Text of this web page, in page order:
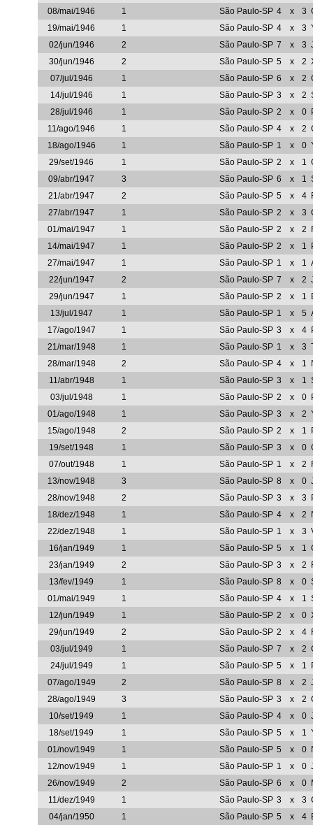
08/mai/1946
1 São Paulo-SP 4 x 3
19/mai/1946
1 São Paulo-SP 4 x 3
02/jun/1946
2 São Paulo-SP 7 x 3
30/jun/1946
2 São Paulo-SP 5 x 2
07/jul/1946
1 São Paulo-SP 6 x 2
14/jul/1946
1 São Paulo-SP 3 x 2
28/jul/1946
1 São Paulo-SP 2 x 0
11/ago/1946
1 São Paulo-SP 4 x 2
18/ago/1946
1 São Paulo-SP 1 x 0
29/set/1946
1 São Paulo-SP 2 x 1
09/abr/1947
3 São Paulo-SP 6 x 1
21/abr/1947
2 São Paulo-SP 5 x 4
27/abr/1947
1 São Paulo-SP 2 x 3
01/mai/1947
1 São Paulo-SP 2 x 2
14/mai/1947
1 São Paulo-SP 2 x 1
27/mai/1947
1 São Paulo-SP 1 x 1
22/jun/1947
2 São Paulo-SP 7 x 2
29/jun/1947
1 São Paulo-SP 2 x 1
13/jul/1947
1 São Paulo-SP 1 x 5
17/ago/1947
1 São Paulo-SP 3 x 4
21/mar/1948
1 São Paulo-SP 1 x 3
28/mar/1948
2 São Paulo-SP 4 x 1
11/abr/1948
1 São Paulo-SP 3 x 1
03/jul/1948
1 São Paulo-SP 2 x 0
01/ago/1948
1 São Paulo-SP 3 x 2
15/ago/1948
2 São Paulo-SP 2 x 1
19/set/1948
1 São Paulo-SP 3 x 0
07/out/1948
1 São Paulo-SP 1 x 2
13/nov/1948
3 São Paulo-SP 8 x 0
28/nov/1948
2 São Paulo-SP 3 x 3
18/dez/1948
1 São Paulo-SP 4 x 2
22/dez/1948
1 São Paulo-SP 1 x 3
16/jan/1949
1 São Paulo-SP 5 x 1
23/jan/1949
2 São Paulo-SP 3 x 2
13/fev/1949
1 São Paulo-SP 8 x 0
01/mai/1949
1 São Paulo-SP 4 x 1
12/jun/1949
1 São Paulo-SP 2 x 0
29/jun/1949
2 São Paulo-SP 2 x 4
03/jul/1949
1 São Paulo-SP 7 x 2
24/jul/1949
1 São Paulo-SP 5 x 1
07/ago/1949
2 São Paulo-SP 8 x 2
28/ago/1949
3 São Paulo-SP 3 x 2
10/set/1949
1 São Paulo-SP 4 x 0
18/set/1949
1 São Paulo-SP 5 x 1
01/nov/1949
1 São Paulo-SP 5 x 0
12/nov/1949
1 São Paulo-SP 1 x 0
26/nov/1949
2 São Paulo-SP 6 x 0
11/dez/1949
1 São Paulo-SP 3 x 3
04/jan/1950
1 São Paulo-SP 5 x 4